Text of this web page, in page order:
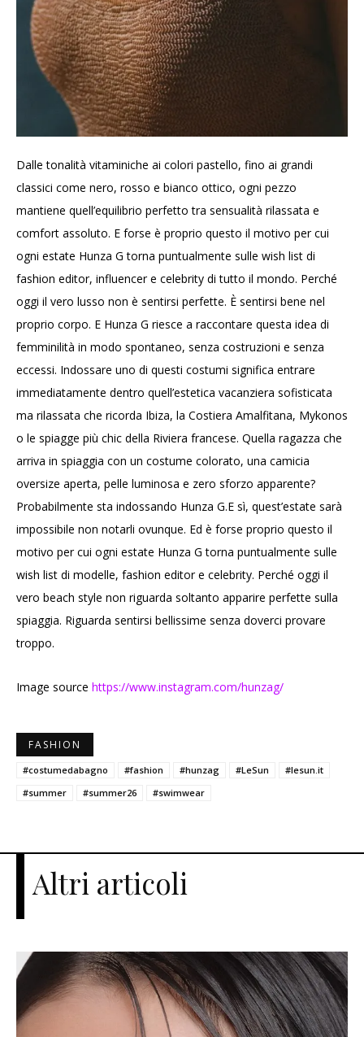
Dalle tonalità vitaminiche ai colori pastello, fino ai grandi
classici come nero, rosso e bianco ottico, ogni pezzo
mantiene quell’equilibrio perfetto tra sensualità rilassata e
comfort assoluto. E forse è proprio questo il motivo per cui
ogni estate Hunza G torna puntualmente sulle wish list di
fashion editor, influencer e celebrity di tutto il mondo. Perché
oggi il vero lusso non è sentirsi perfette. È sentirsi bene nel
proprio corpo. E Hunza G riesce a raccontare questa idea di
femminilità in modo spontaneo, senza costruzioni e senza
eccessi. Indossare uno di questi costumi significa entrare
immediatamente dentro quell’estetica vacanziera sofisticata
ma rilassata che ricorda Ibiza, la Costiera Amalfitana, Mykonos
o le spiagge più chic della Riviera francese. Quella ragazza che
arriva in spiaggia con un costume colorato, una camicia
oversize aperta, pelle luminosa e zero sforzo apparente?
Probabilmente sta indossando Hunza G.E sì, quest’estate sarà
impossibile non notarli ovunque. Ed è forse proprio questo il
motivo per cui ogni estate Hunza G torna puntualmente sulle
wish list di modelle, fashion editor e celebrity. Perché oggi il
vero beach style non riguarda soltanto apparire perfette sulla
spiaggia. Riguarda sentirsi bellissime senza doverci provare
troppo.
Image source https://www.instagram.com/hunzag/
FASHION
#costumedabagno #fashion #hunzag #LeSun
#lesun.it
#summer
#summer26 #swimwear
Altri articoli